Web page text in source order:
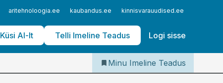
aritehnoloogia.ee kaubandus.ee kinnisvarauudised.ee
Küsi AI-lt Telli Imeline Teadus Logi sisse
Iseteenindus
Telli Imeline Teadus
Minu Imeline Teadus